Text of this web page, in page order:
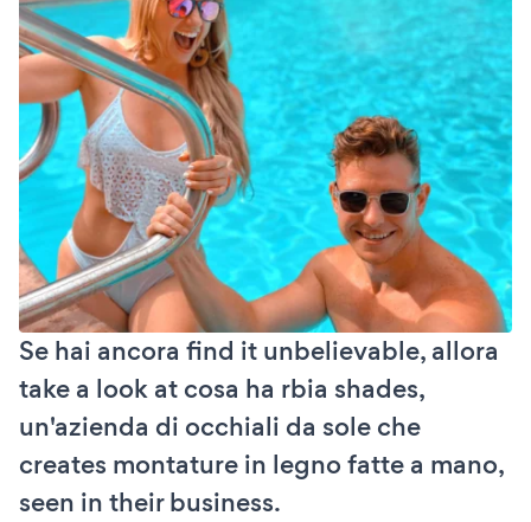
Se hai ancora find it unbelievable, allora
take a look at cosa ha rbia shades,
un'azienda di occhiali da sole che
creates montature in legno fatte a mano,
seen in their business.